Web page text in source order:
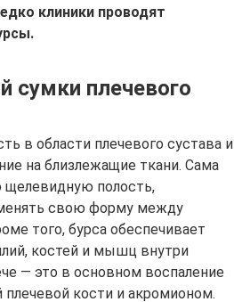
клиники проводят
сумки плечевого
в области плечевого сустава и
на близлежащие ткани. Сама
щелевидную полость,
свою форму между
того, бурса обеспечивает
костей и мышц внутри
— это в основном воспаление
кости и акромионом.